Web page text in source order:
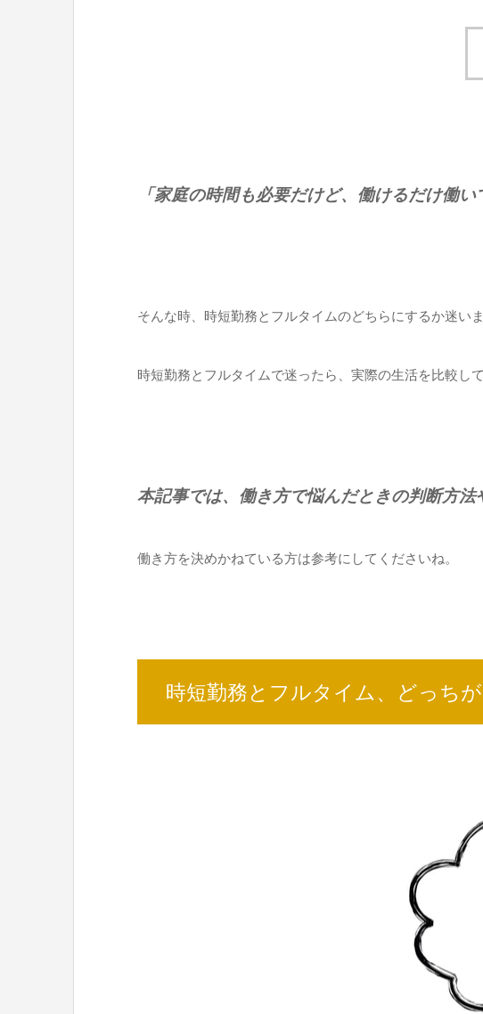
「家庭の時間も必要だけど、働けるだけ働
そんな時、時短勤務とフルタイムのどちらにするか迷いま
時短勤務とフルタイムで迷ったら、実際の生活を比較し
本記事では、働き方で悩んだときの判断方法
働き方を決めかねている方は参考にしてくださいね。
時短勤務とフルタイム、どっち